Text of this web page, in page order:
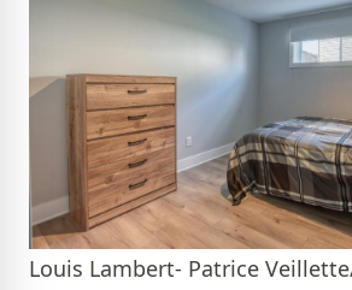
Louis Lambert- Patrice